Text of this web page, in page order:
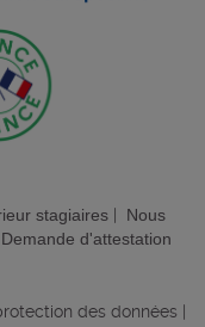
stagiaires| Nous
Demande d'attestation
des données